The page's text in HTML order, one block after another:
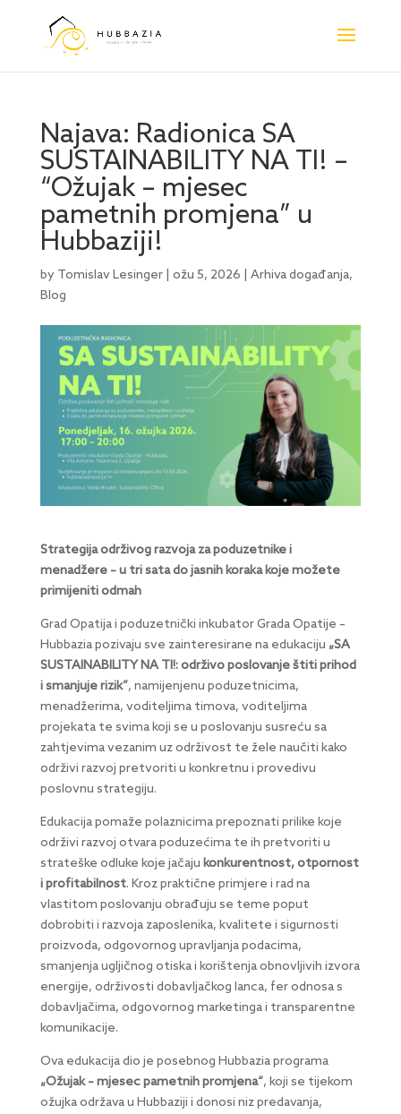
Najava: Radionica SA
SUSTAINABILITY NA TI! –
“Ožujak – mjesec
pametnih promjena” u
Hubbaziji!
by Tomislav Lesinger| ožu 5, 2026 Arhiva događanja,
Blog
Strategija održivog razvoja za poduzetnike i
menadžere – u tri sata do jasnih koraka koje možete
primijeniti odmah
Grad Opatija i poduzetnički inkubator Grada Opatije –
Hubbazia pozivaju sve zainteresirane na edukaciju „SA
SUSTAINABILITY NA TI!: održivo poslovanje štiti prihod
i smanjuje rizik”, namijenjenu poduzetnicima,
menadžerima, voditeljima timova, voditeljima
projekata te svima koji se u poslovanju susreću sa
zahtjevima vezanim uz održivost te žele naučiti kako
održivi razvoj pretvoriti u konkretnu i provedivu
poslovnu strategiju.
Edukacija pomaže polaznicima prepoznati prilike koje
održivi razvoj otvara poduzećima te ih pretvoriti u
strateške odluke koje jačaju konkurentnost, otpornost
i profitabilnost. Kroz praktične primjere i rad na
vlastitom poslovanju obrađuju se teme poput
dobrobiti i razvoja zaposlenika, kvalitete i sigurnosti
proizvoda, odgovornog upravljanja podacima,
smanjenja ugljičnog otiska i korištenja obnovljivih izvora
energije, održivosti dobavljačkog lanca, fer odnosa s
dobavljačima, odgovornog marketinga i transparentne
komunikacije.
Ova edukacija dio je posebnog Hubbazia programa
„Ožujak – mjesec pametnih promjena“, koji se tijekom
ožujka održava u Hubbaziji i donosi niz predavanja,